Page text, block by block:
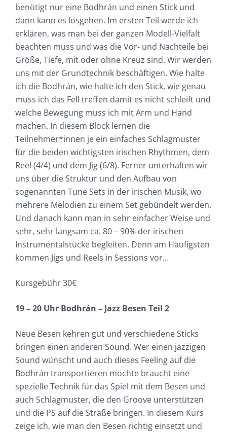
benötigt nur eine Bodhrán und einen Stick und
dann kann es losgehen. Im ersten Teil werde ich
erklären, was man bei der ganzen Modell-Vielfalt
beachten muss und was die Vor- und Nachteile bei
Größe, Tiefe, mit oder ohne Kreuz sind. Wir werden
uns mit der Grundtechnik beschäftigen. Wie halte
ich die Bodhrán, wie halte ich den Stick, wie genau
muss ich das Fell treffen damit es nicht schleift und
welche Bewegung muss ich mit Arm und Hand
machen. In diesem Block lernen die
Teilnehmer*innen je ein einfaches Schlagmuster
für die beiden wichtigsten irischen Rhythmen, dem
Reel (4/4) und dem Jig (6/8). Ferner unterhalten wir
uns über die Struktur und den Aufbau von
sogenannten Tune Sets in der irischen Musik, wo
mehrere Melodien zu einem Set gebündelt werden.
Und danach kann man in sehr einfacher Weise und
sehr, sehr langsam ca. 80 – 90% der irischen
Instrumentalstücke begleiten. Denn am Häufigsten
kommen Jigs und Reels in Sessions vor…
Kursgebühr 30€
19 – 20 Uhr Bodhrán – Jazz Besen Teil 2
Neue Besen kehren gut und verschiedene Sticks
bringen einen anderen Sound. Wer einen jazzigen
Sound wünscht und auch dieses Feeling auf die
Bodhrán transportieren möchte braucht eine
spezielle Technik für das Spiel mit dem Besen und
auch Schlagmuster, die den Groove unterstützen
und die PS auf die Straße bringen. In diesem Kurs
zeige ich, wie man den Besen richtig einsetzt und